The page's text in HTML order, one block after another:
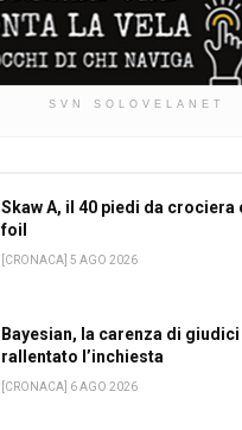
SVN SOLOVELANET
Skaw A, il 40 piedi da crociera
foil
[CRONACA] 5 AGO 2026
Bayesian, la carenza di giudici
rallentato l’inchiesta
[CRONACA] 6 AGO 2026